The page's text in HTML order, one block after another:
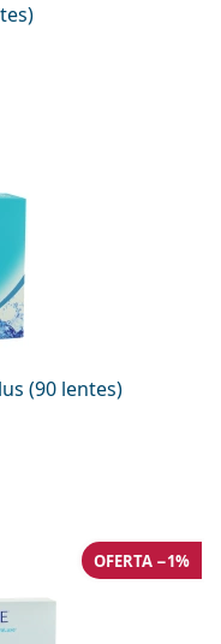
(90 lentes)
OFERTA −1%